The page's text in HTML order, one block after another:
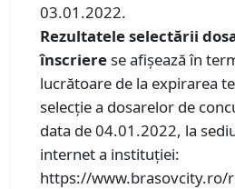
03.01.2022.
Rezultatele selectării
înscrierese afișează în
lucrătoare de la expirarea
selecție a dosarelor de
data de 04.01.2022, la
internet a instituției:
https://